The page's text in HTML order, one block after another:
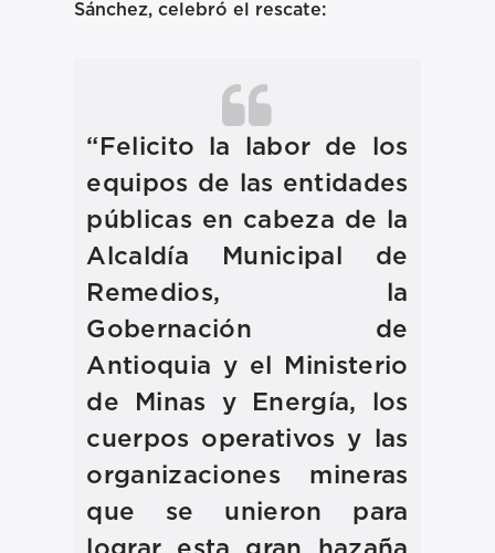
Sánchez, celebró el rescate:
“Felicito la labor de los
equipos de las entidades
públicas en cabeza de la
Alcaldía Municipal de
Remedios, la
Gobernación de
Antioquia y el Ministerio
de Minas y Energía, los
cuerpos operativos y las
organizaciones mineras
que se unieron para